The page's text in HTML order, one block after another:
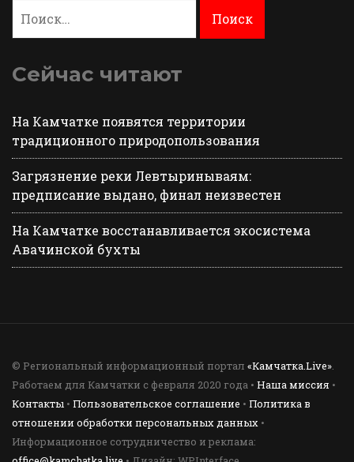
Сейчас читают
На Камчатке появятся территории
традиционного природопользования
Загрязнение реки Левтыринываям:
предписание выдано, финал неизвестен
На Камчатке восстанавливается экосистема
Авачинской бухты
© Региональный информационный портал «Камчатка.Live»
Работаем для Камчатки с февраля 2020 года • Наша миссия •
Контакты • Пользовательское соглашение • Политика в
отношении обработки персональных данных •
Информационное сотрудничество и реклама: